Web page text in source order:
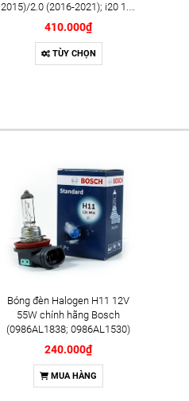
2015)/2.0 (2016-2021); i20 1.4i
(2008-2014); i30 1.6 (2013-
2017); Tucson 2.0 (2015-2021)
chính hãng Bosch Double
Iridium YR7SII33U
410.000₫
TÙY CHỌN
Bóng đèn Halogen H11 12V
55W chính hãng Bosch
(0986AL1838; 0986AL1530)
240.000₫
MUA HÀNG